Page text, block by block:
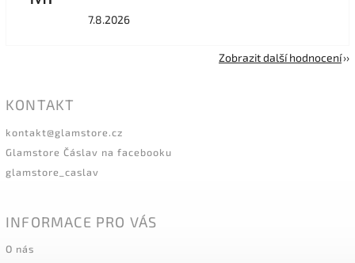
7.8.2026
Zobrazit další hodnocení
KONTAKT
kontakt@glamstore.cz
Glamstore Čáslav na facebooku
glamstore_caslav
INFORMACE PRO VÁS
O nás